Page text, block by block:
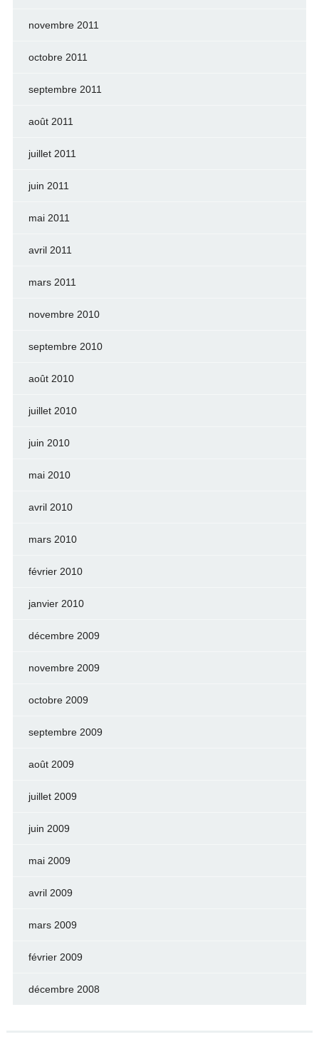
novembre 2011
octobre 2011
septembre 2011
août 2011
juillet 2011
juin 2011
mai 2011
avril 2011
mars 2011
novembre 2010
septembre 2010
août 2010
juillet 2010
juin 2010
mai 2010
avril 2010
mars 2010
février 2010
janvier 2010
décembre 2009
novembre 2009
octobre 2009
septembre 2009
août 2009
juillet 2009
juin 2009
mai 2009
avril 2009
mars 2009
février 2009
décembre 2008